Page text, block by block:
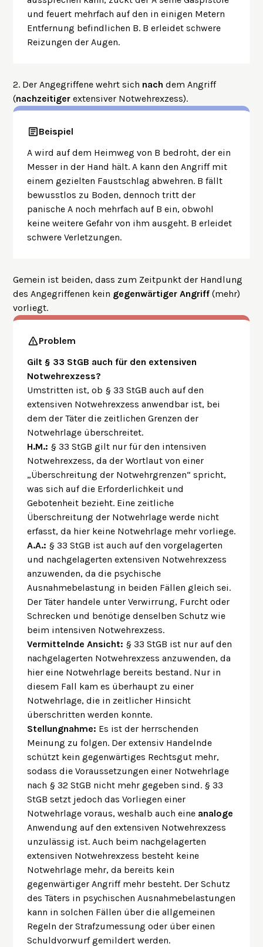
und feuert mehrfach auf den in einigen Metern
Entfernung befindlichen B. B erleidet schwere
Reizungen der Augen.
2. Der Angegriffene wehrt sich nach dem Angriff
(nachzeitiger extensiver Notwehrexzess).
Beispiel
A wird auf dem Heimweg von B bedroht, der ein
Messer in der Hand hält. A kann den Angriff mit
einem gezielten Faustschlag abwehren. B fällt
bewusstlos zu Boden, dennoch tritt der
panische A noch mehrfach auf B ein, obwohl
keine weitere Gefahr von ihm ausgeht. B erleidet
schwere Verletzungen.
Gemein ist beiden, dass zum Zeitpunkt der Handlung
des Angegriffenen kein gegenwärtiger Angriff(mehr)
vorliegt.
Problem
Gilt § 33 StGB auch für den extensiven
Notwehrexzess?
Umstritten ist, ob § 33 StGB auch auf den
extensiven Notwehrexzess anwendbar ist, bei
dem der Täter die zeitlichen Grenzen der
Notwehrlage überschreitet.
H.M.: § 33 StGB gilt nur für den intensiven
Notwehrexzess, da der Wortlaut von einer
„Überschreitung der Notwehrgrenzen“ spricht,
was sich auf die Erforderlichkeit und
Gebotenheit bezieht. Eine zeitliche
Überschreitung der Notwehrlage werde nicht
erfasst, da hier keine Notwehrlage mehr vorliege.
A.A.: § 33 StGB ist auch auf den vorgelagerten
und nachgelagerten extensiven Notwehrexzess
anzuwenden, da die psychische
Ausnahmebelastung in beiden Fällen gleich sei.
Der Täter handele unter Verwirrung, Furcht oder
Schrecken und benötige denselben Schutz wie
beim intensiven Notwehrexzess.
Vermittelnde Ansicht: § 33 StGB ist nur auf den
nachgelagerten Notwehrexzess anzuwenden, da
hier eine Notwehrlage bereits bestand. Nur in
diesem Fall kam es überhaupt zu einer
Notwehrlage, die in zeitlicher Hinsicht
überschritten werden konnte.
Stellungnahme: Es ist der herrschenden
Meinung zu folgen. Der extensiv Handelnde
schützt kein gegenwärtiges Rechtsgut mehr,
sodass die Voraussetzungen einer Notwehrlage
nach § 32 StGB nicht mehr gegeben sind. § 33
StGB setzt jedoch das Vorliegen einer
Notwehrlage voraus, weshalb auch eine analoge
Anwendung auf den extensiven Notwehrexzess
unzulässig ist. Auch beim nachgelagerten
extensiven Notwehrexzess besteht keine
Notwehrlage mehr, da bereits kein
gegenwärtiger Angriff mehr besteht. Der Schutz
des Täters in psychischen Ausnahmebelastungen
kann in solchen Fällen über die allgemeinen
Regeln der Strafzumessung oder über einen
Schuldvorwurf gemildert werden.